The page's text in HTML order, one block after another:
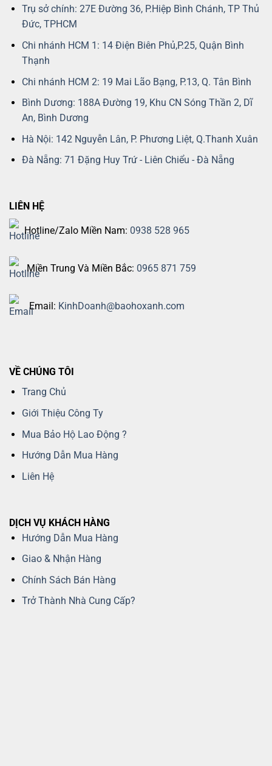
Trụ sở chính: 27E Đường 36, P.Hiệp Bình Chánh, TP Thủ
Đức, TPHCM
Chi nhánh HCM 1: 14 Điện Biên Phủ,P.25, Quận Bình
Thạnh
Chi nhánh HCM 2: 19 Mai Lão Bạng, P.13, Q. Tân Bình
Bình Dương: 188A Đường 19, Khu CN Sóng Thần 2, Dĩ
An, Bình Dương
Hà Nội: 142 Nguyễn Lân, P. Phương Liệt, Q.Thanh Xuân
Đà Nẵng: 71 Đặng Huy Trứ - Liên Chiểu - Đà Nẵng
LIÊN HỆ
Hotline/Zalo Miền Nam: 0938 528 965
Miền Trung Và Miền Bắc: 0965 871 759
Email: KinhDoanh@baohoxanh.com
VỀ CHÚNG TÔI
Trang Chủ
Giới Thiệu Công Ty
Mua Bảo Hộ Lao Động ?
Hướng Dẫn Mua Hàng
Liên Hệ
DỊCH VỤ KHÁCH HÀNG
Hướng Dẫn Mua Hàng
Giao & Nhận Hàng
Chính Sách Bán Hàng
Trở Thành Nhà Cung Cấp?